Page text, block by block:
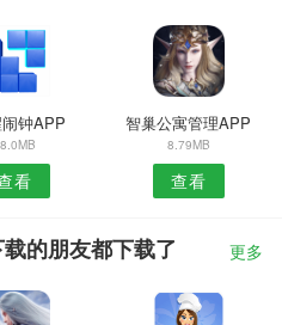
钟APP
看
智巢公寓管理APP
8.79MB
查看
的朋友都下载了 更多